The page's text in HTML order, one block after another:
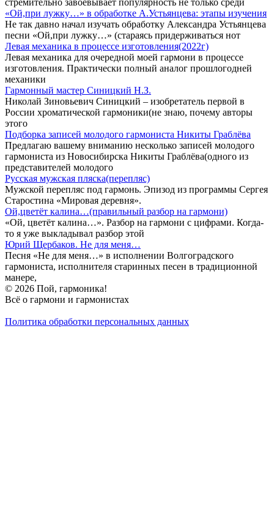
стремительно завоёвывает популярность не только среди
«Ой,при лужку…» в обработке А.Устьянцева: этапы изучения
Не так давно начал изучать обработку Александра Устьянцева
песни «Ой,при лужку…» (стараясь придерживаться нот
Левая механика в процессе изготовления(2022г)
Левая механика для очередной моей гармони в процессе
изготовления. Практически полный аналог прошлогодней
механики
Гармонный мастер Синицкий Н.З.
Николай Зиновьевич Синицкий – изобретатель первой в
России хроматической гармоники(не знаю, почему авторы
этого
Подборка записей молодого гармониста Никиты Граблёва
Предлагаю вашему вниманию несколько записей молодого
гармониста из Новосибирска Никиты Граблёва(одного из
представителей молодого
Русская мужская пляска(перепляс)
Мужской перепляс под гармонь. Эпизод из программы Сергея
Старостина «Мировая деревня».
Ой,цветёт калина…(правильный разбор на гармони)
«Ой, цветёт калина…». Разбор на гармони с цифрами. Когда-
то я уже выкладывал разбор этой
Юрий Щербаков. Не для меня…
Песня «Не для меня…» в исполнении Волгоградского
гармониста, исполнителя старинных песен в традиционной
манере,
© 2026 Пой, гармоника!
Всё о гармони и гармонистах
Политика обработки персональных данных